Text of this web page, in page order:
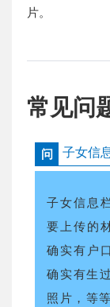
片。
常见问
问 子女信
子女信息
要上传的
确实有户
确实有生
照片，等